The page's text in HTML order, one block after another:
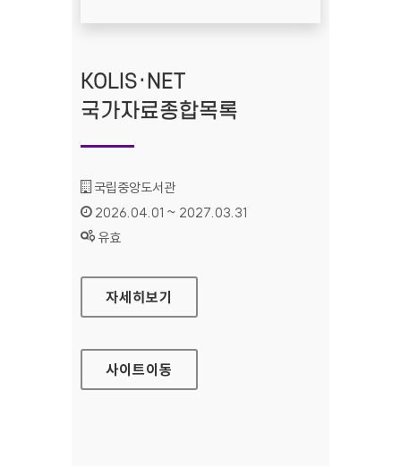
KOLIS·NET
국가자료종합목록
기관명 :
국립중앙도서관
인증기간 :
2026.04.01 ~ 2027.03.31
상태 :
유효
KOLIS·NET 국가자료종합목록
자세히보기
사이트이동